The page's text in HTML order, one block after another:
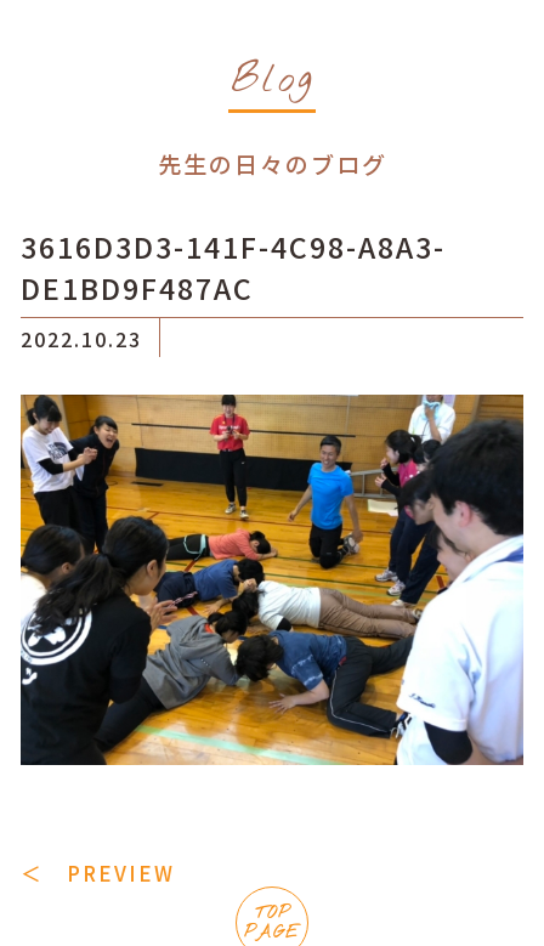
Blog
先生の日々のブログ
3616D3D3-141F-4C98-A8A3-
DE1BD9F487AC
2022.10.23
＜ PREVIEW
TOP
PAGE